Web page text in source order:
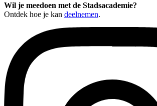
Wil je meedoen met de Stadsacademie?
Ontdek hoe je kan deelnemen.